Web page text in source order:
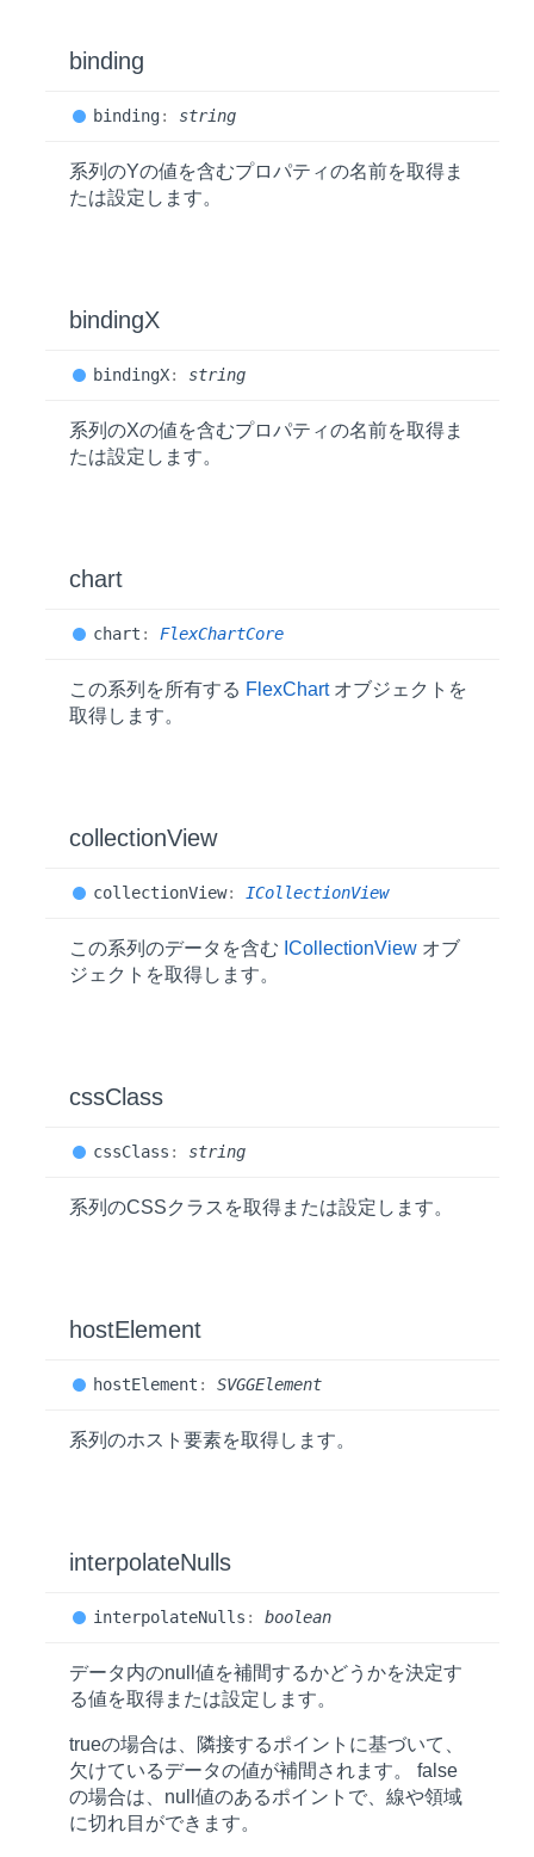
binding
binding: string
系列のYの値を含むプロパティの名前を取得ま
たは設定します。
bindingX
bindingX: string
系列のXの値を含むプロパティの名前を取得ま
たは設定します。
chart
chart : FlexChartCore
この系列を所有する FlexChartオブジェクトを
取得します。
collectionView
collectionView: ICollectionView
この系列のデータを含む ICollectionView オブ
ジェクトを取得します。
cssClass
cssClass : string
系列のCSSクラスを取得または設定します。
hostElement
hostElement : SVGGElement
系列のホスト要素を取得します。
interpolateNulls
interpolateNulls : boolean
データ内のnull値を補間するかどうかを決定す
る値を取得または設定します。
trueの場合は、隣接するポイントに基づいて、
欠けているデータの値が補間されます。 false
の場合は、null値のあるポイントで、線や領域
に切れ目ができます。